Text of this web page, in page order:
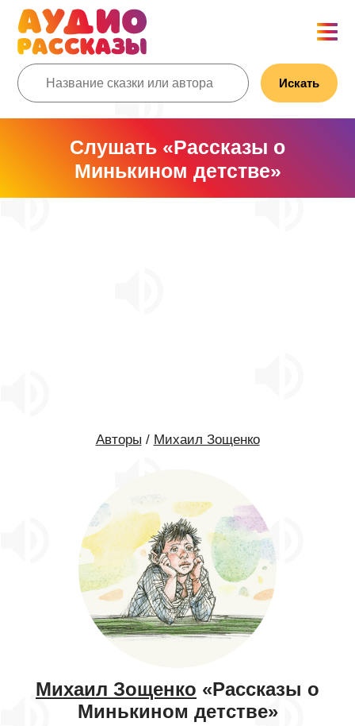
Искать
Слушать «Рассказы о
Минькином детстве»
Авторы / Михаил Зощенко
Михаил Зощенко «Рассказы о
Минькином детстве»